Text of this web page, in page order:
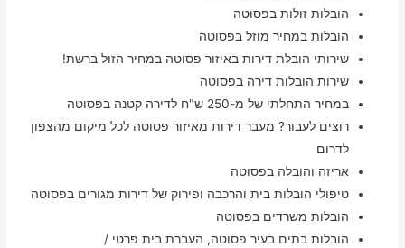
הובלות זולות בפסוטה
הובלות במחיר מוזל בפסוטה
שירותי הובלת דירות באיזור פסוטה במחיר הזול ברשת!
שירות הובלות דירה בפסוטה
במחיר התחלתי של מ-250 ש"ח לדירה קטנה בפסוטה
רוצים לעבור? מעבר דירות מאיזור פסוטה לכל מיקום מהצפון
לדרום
אריזה והובלה בפסוטה
טיפולי הובלות בית והרכבה ופירוק של דירות מגורים בפסוטה
הובלות משרדים בפסוטה
הובלות בתים בעיר פסוטה, העברת בית פרטי /